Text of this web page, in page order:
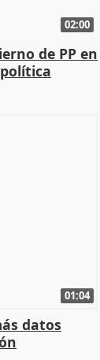
02:00
de PP en
01:04
datos